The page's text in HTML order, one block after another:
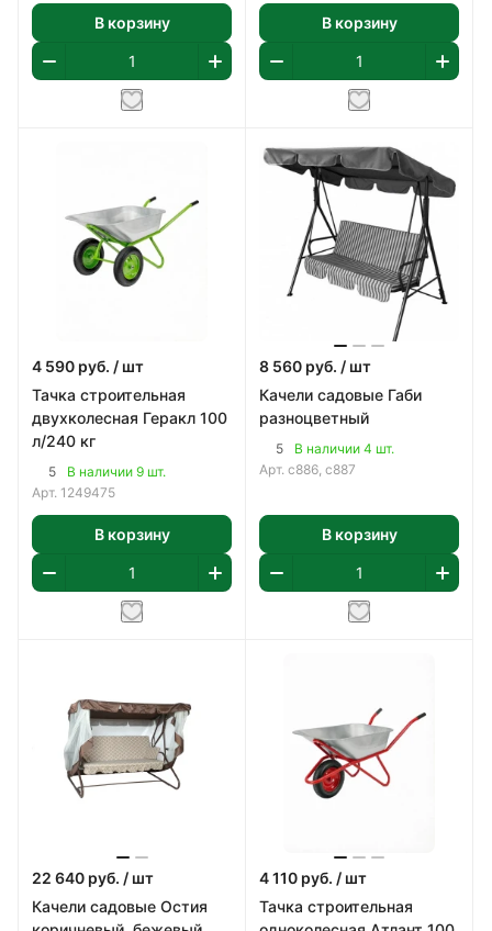
В корзину В корзину
4 590 руб. / шт
Тачка строительная
двухколесная Геракл 100
л/240 кг
5
В наличии 9 шт.
Арт. 1249475
В корзину
8 560 руб. / шт
Качели садовые Габи
разноцветный
5
В наличии 4 шт.
Арт. с886, с887
В корзину
22 640 руб. / шт
Качели садовые Остия
4 110 руб. / шт
Тачка строительная